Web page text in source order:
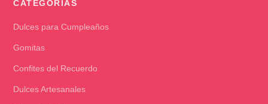
CATEGORÍAS
Dulces para Cumpleaños
Gomitas
Confites del Recuerdo
Dulces Artesanales